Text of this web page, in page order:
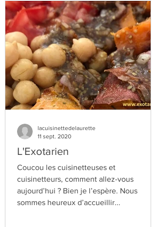
L'Exotarien
Coucou les cuisinetteuses et
cuisinetteurs, comment allez-vous
aujourd’hui ? Bien je l’espère. Nous
11 sept. 2020